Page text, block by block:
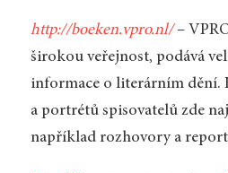
http://boeken.vpro.nl/–
širokou veřejnost, podává
informace o literárním dění.
a portrétů spisovatelů zde
například rozhovory a